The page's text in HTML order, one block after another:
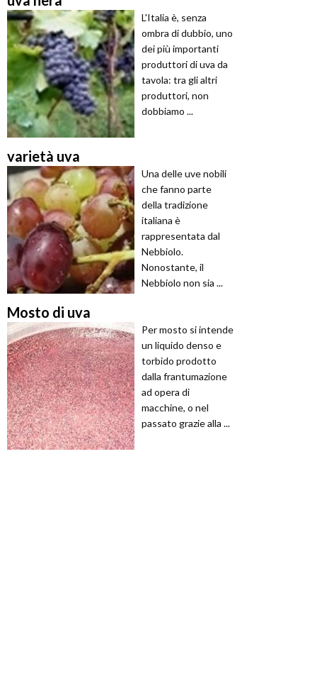
L'Italia è, senza
ombra di dubbio, uno
dei più importanti
produttori di uva da
tavola: tra gli altri
produttori, non
dobbiamo ...
varietà uva
Una delle uve nobili
che fanno parte
della tradizione
italiana è
rappresentata dal
Nebbiolo.
Nonostante, il
Nebbiolo non sia ...
Mosto di uva
Per mosto si intende
un liquido denso e
torbido prodotto
dalla frantumazione
ad opera di
macchine, o nel
passato grazie alla ...